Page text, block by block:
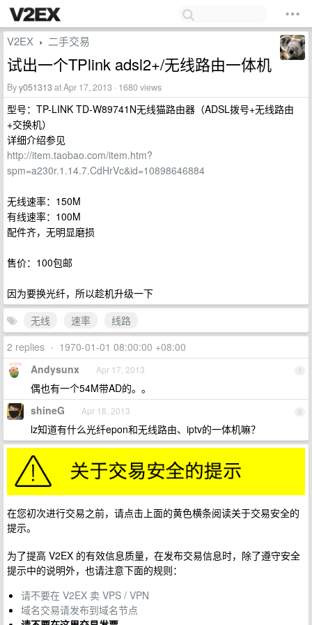
V2EX › 二手交易
试出一个TPlink adsl2+/无线路由一体机
Byy051313at Apr 17, 2013 · 1680 views
型号：TP-LINK TD-W89741N无线猫路由器（ADSL拨号+无线路由
+交换机）
详细介绍参见
http://item.taobao.com/item.htm?
spm=a230r.1.14.7.CdHrVc&id=10898646884
无线速率：150M
有线速率：100M
配件齐，无明显磨损
售价：100包邮
因为要换光纤，所以趁机升级一下
无线
速率
线路
2 replies • 1970-01-01 08:00:00 +08:00
1
Andysunx Apr 17, 2013
偶也有一个54M带AD的。。
2
shineG Apr 18, 2013
lz知道有什么光纤epon和无线路由、iptv的一体机嘛？
在您初次进行交易之前，请点击上面的黄色横条阅读关于交易安全的
提示。
为了提高 V2EX 的有效信息质量，在发布交易信息时，除了遵守安全
提示中的说明外，也请注意下面的规则：
请不要在 V2EX 卖 VPS / VPN
域名交易请发布到域名节点